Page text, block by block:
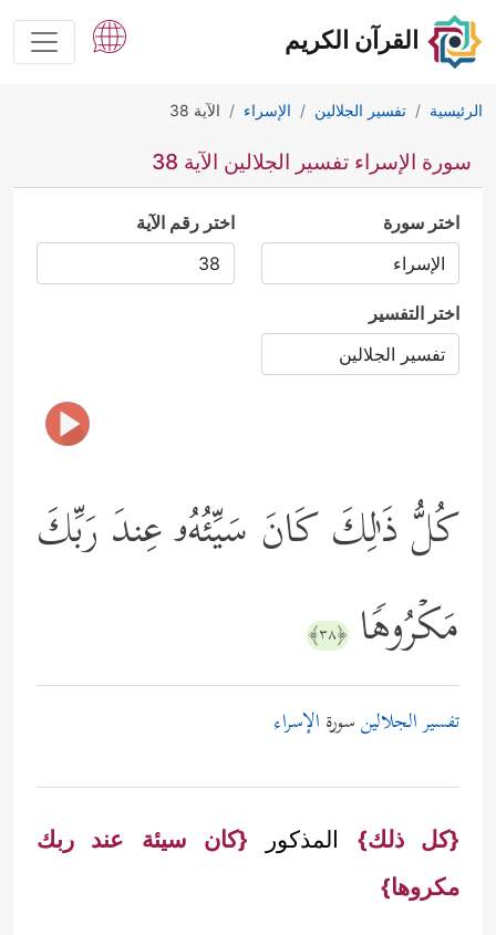
القرآن الكريم
الرئيسية تفسير الجلالين الإسراء الآية 38
سورة الإسراء تفسير الجلالين الآية 38
اختر سورة اختر رقم الآية
اختر التفسير
كُلُّ ذَ ٰ⁠لِكَ كَانَ سَیِّئُهُۥ عِندَ رَبِّكَ
مَكۡرُوهࣰا ﴿٣٨﴾
تفسير الجلالينسورة الإسراء
{كل ذلك} المذكور {كان سيئة عند ربك
مكروها}